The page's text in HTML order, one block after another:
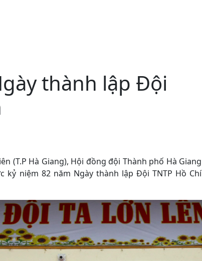
thành lập Đội
(T.P Hà Giang), Hội đồng đội Thành phố Hà Giang
kỷ niệm 82 năm Ngày thành lập Đội TNTP Hồ Chí